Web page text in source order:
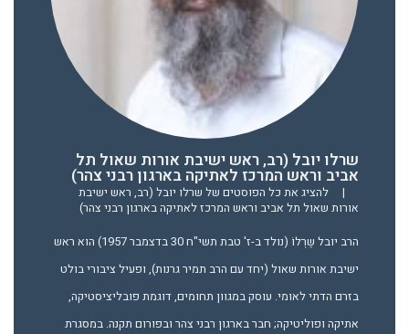
שרלו יובל (רב, ראש ישיבת אורות שאול תל
אביב וראש המרכז לאתיקה בארגון רבני צהר)
|
להציג את כל הפוסטים של שרלו יובל (רב, ראש ישיבת
אורות שאול תל אביב וראש המרכז לאתיקה בארגון רבני צהר)
הרב יובל שֶרְלוֹ (נולד ב-ז' טבת תשי"ח 30 בדצמבר 1957) הוא ראש
ישיבת אורות שאול (יחד עם הרב תמיר גרנות), ופעיל ציבורי בולט
בזרם הדתי לאומי. עוסק במגוון תחומים, דוגמת פובליציסטיקה,
אתיקה ופוליטיקה; חבר בארגון רבני צהר ובפורום תקנה. במסגרת